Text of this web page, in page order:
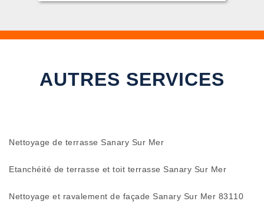
AUTRES SERVICES
Nettoyage de terrasse Sanary Sur Mer
Etanchéité de terrasse et toit terrasse Sanary Sur Mer
Nettoyage et ravalement de façade Sanary Sur Mer 83110